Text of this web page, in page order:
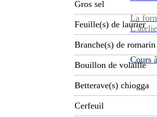
La
Cours
Gros sel
Feuille(s) de laurier
Branche(s) de romarin
Bouillon de volaille
Betterave(s) chiogga
Cerfeuil